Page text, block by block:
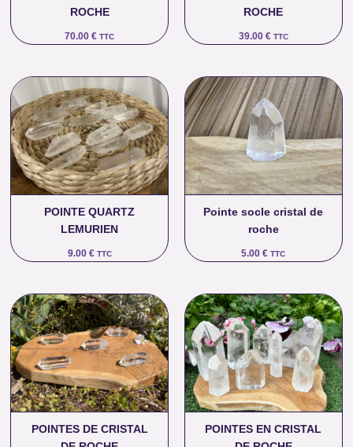
ROCHE
70.00€ TTC
ROCHE
39.00 € TTC
POINTE QUARTZ
LEMURIEN
9.00 € TTC
Pointe socle cristal de
roche
5.00€ TTC
POINTES DE CRISTAL
POINTES EN CRISTAL
Plage
de
prix :
35.00 €
à
135.00 €